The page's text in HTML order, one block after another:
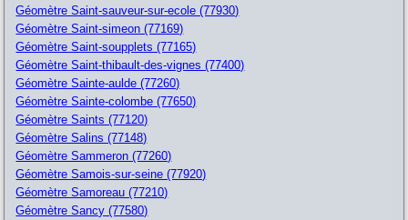
Géomètre Saint-sauveur-sur-ecole (77930)
Géomètre Saint-simeon (77169)
Géomètre Saint-soupplets (77165)
Géomètre Saint-thibault-des-vignes (77400)
Géomètre Sainte-aulde (77260)
Géomètre Sainte-colombe (77650)
Géomètre Saints (77120)
Géomètre Salins (77148)
Géomètre Sammeron (77260)
Géomètre Samois-sur-seine (77920)
Géomètre Samoreau (77210)
Géomètre Sancy (77580)